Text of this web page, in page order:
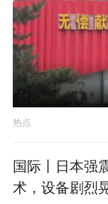
热点
国际丨日本强
术，设备剧烈